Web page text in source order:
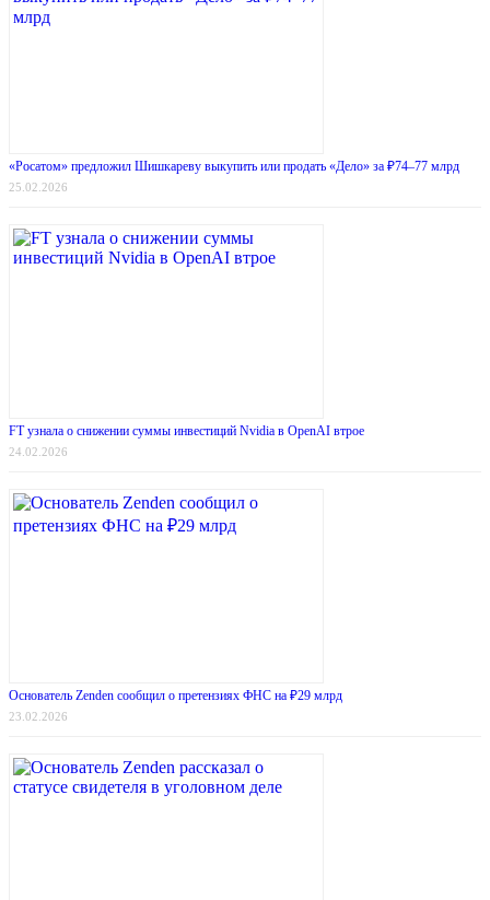
«Росатом» предложил Шишкареву выкупить или продать «Дело» за ₽74–77 млрд
25.02.2026
FT узнала о снижении суммы инвестиций Nvidia в OpenAI втрое
24.02.2026
Основатель Zenden сообщил о претензиях ФНС на ₽29 млрд
23.02.2026